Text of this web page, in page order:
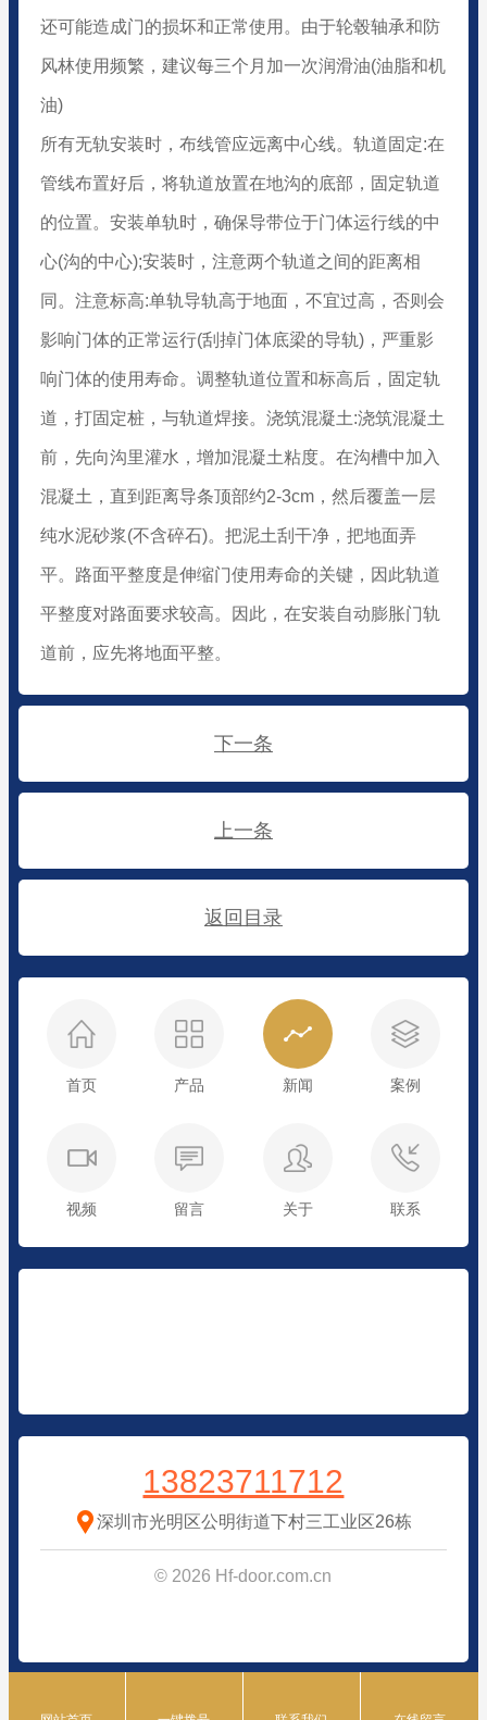
还可能造成门的损坏和正常使用。由于轮毂轴承和防
风林使用频繁，建议每三个月加一次润滑油(油脂和机
油)
所有无轨安装时，布线管应远离中心线。轨道固定:在
管线布置好后，将轨道放置在地沟的底部，固定轨道
的位置。安装单轨时，确保导带位于门体运行线的中
心(沟的中心);安装时，注意两个轨道之间的距离相
同。注意标高:单轨导轨高于地面，不宜过高，否则会
影响门体的正常运行(刮掉门体底梁的导轨)，严重影
响门体的使用寿命。调整轨道位置和标高后，固定轨
道，打固定桩，与轨道焊接。浇筑混凝土:浇筑混凝土
前，先向沟里灌水，增加混凝土粘度。在沟槽中加入
混凝土，直到距离导条顶部约2-3cm，然后覆盖一层
纯水泥砂浆(不含碎石)。把泥土刮干净，把地面弄
平。路面平整度是伸缩门使用寿命的关键，因此轨道
平整度对路面要求较高。因此，在安装自动膨胀门轨
道前，应先将地面平整。
下一条
上一条
返回目录
首页 产品 新闻 案例
视频 留言 关于 联系
13823711712
深圳市光明区公明街道下村三工业区26栋
© 2026 Hf-door.com.cn
space space space space